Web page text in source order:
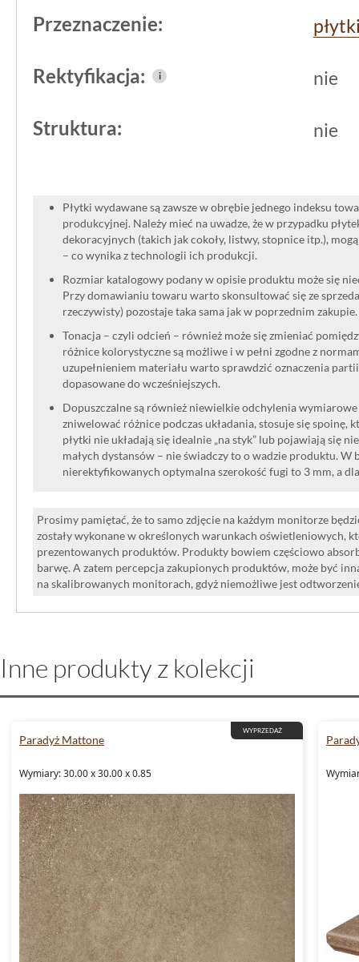
montaż oraz uzyskanie spójnego
klinkierowych, gwarantuje trwałość i
Przeznaczenie:
Rektyfikacja: i nie
Struktura: nie
Płytki wydawane są zawsze w obrębie jednego indeksu
produkcyjnej. Należy mieć na uwadze, że w przypadku
dekoracyjnych (takich jak cokoły, listwy, stopnice itp.),
– co wynika z technologii ich produkcji.
Rozmiar katalogowy podany w opisie produktu może się
Przy domawianiu towaru warto skonsultować się ze
rzeczywisty) pozostaje taka sama jak w poprzednim zakupie.
Tonacja – czyli odcień – również może się zmieniać
różnice kolorystyczne są możliwe i w pełni zgodne z
uzupełnieniem materiału warto sprawdzić oznaczenia
dopasowane do wcześniejszych.
Dopuszczalne są również niewielkie odchylenia
zniwelować różnice podczas układania, stosuje się spoinę,
płytki nie układają się idealnie „na styk” lub pojawiają się
małych dystansów – nie świadczy to o wadzie produktu. W
nierektyfikowanych optymalna szerokość fugi to 3 mm, a
Prosimy pamiętać, że to samo zdjęcie na każdym monitorze
zostały wykonane w określonych warunkach oświetleniowych,
prezentowanych produktów. Produkty bowiem częściowo
barwę. A zatem percepcja zakupionych produktów, może być
na skalibrowanych monitorach, gdyż niemożliwe jest
Inne produkty z kolekcji
WYPRZEDAŻ
Paradyż Mattone
Wymiary: 30.00 x 30.00 x 0.85